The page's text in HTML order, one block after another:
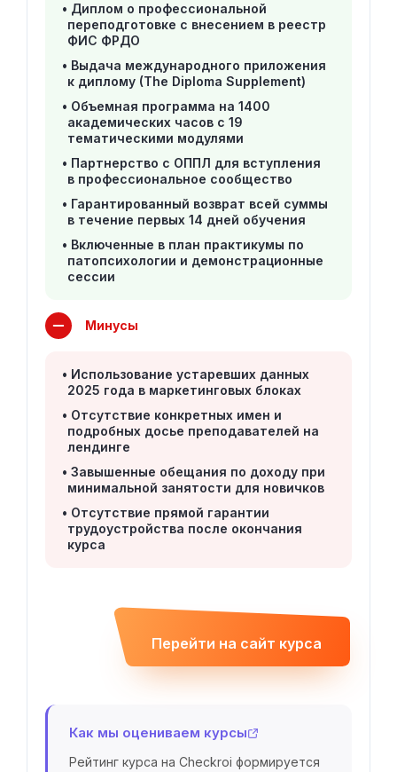
Диплом о профессиональной
переподготовке с внесением в реестр
ФИС ФРДО
Выдача международного приложения
к диплому (The Diploma Supplement)
Объемная программа на 1400
академических часов с 19
тематическими модулями
Партнерство с ОППЛ для вступления
в профессиональное сообщество
Гарантированный возврат всей суммы
в течение первых 14 дней обучения
Включенные в план практикумы по
патопсихологии и демонстрационные
сессии
Минусы
Использование устаревших данных
2025 года в маркетинговых блоках
Отсутствие конкретных имен и
подробных досье преподавателей на
лендинге
Завышенные обещания по доходу при
минимальной занятости для новичков
Отсутствие прямой гарантии
трудоустройства после окончания
курса
Перейти на сайт курса
Как мы оцениваем курсы
Рейтинг курса на Checkroi формируется